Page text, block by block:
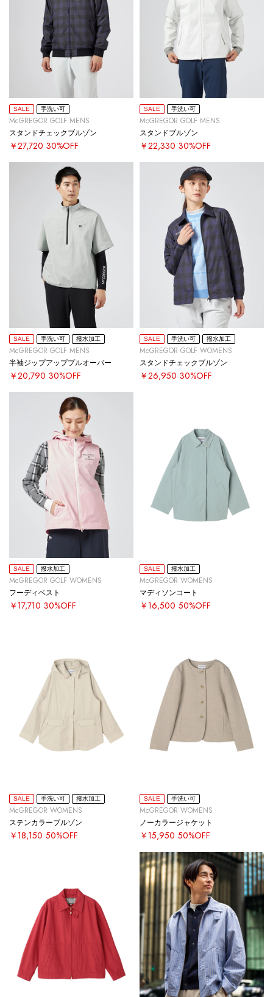
SALE 手洗い可
McGREGOR GOLF MENS
スタンドチェックブルゾン
￥27,720 30%OFF
SALE 手洗い可
McGREGOR GOLF MENS
スタンドブルゾン
￥22,330 30%OFF
SALE 手洗い可 撥水加工
McGREGOR GOLF MENS
半袖ジップアッププルオーバー
￥20,790 30%OFF
SALE 手洗い可 撥水加工
McGREGOR GOLF WOMENS
スタンドチェックブルゾン
￥26,950 30%OFF
SALE 撥水加工
McGREGOR GOLF WOMENS
フーディベスト
￥17,710 30%OFF
SALE 撥水加工
McGREGOR WOMENS
マディソンコート
￥16,500 50%OFF
SALE 手洗い可 撥水加工
McGREGOR WOMENS
ステンカラーブルゾン
￥18,150 50%OFF
SALE 手洗い可
McGREGOR WOMENS
ノーカラージャケット
￥15,950 50%OFF